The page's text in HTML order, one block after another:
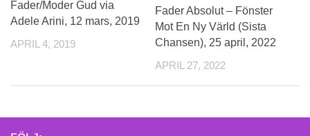
Fader/Moder Gud via
Adele Arini, 12 mars, 2019
APRIL 4, 2019
Fader Absolut – Fönster
Mot En Ny Värld (Sista
Chansen), 25 april, 2022
APRIL 27, 2022